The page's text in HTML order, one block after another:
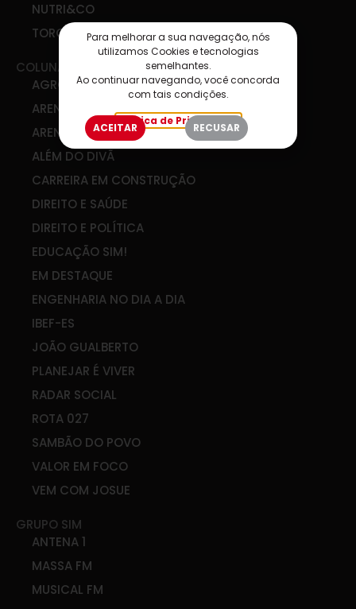
NUTRI&CO
TORCIDA SIM
COLUNAS
AGRO & COOP
ARENA DE IDEIAS
ARENA DIGITAL
ALÉM DO DIVÃ
CARREIRA EM CONSTRUÇÃO
DIREITO E SAÚDE
DIREITO E POLÍTICA
EDUCAÇÃO SIM!
EM DESTAQUE
ENGENHARIA NO DIA A DIA
IBEF-ES
JOÃO GUALBERTO
PLANEJAR É VIVER
RADAR SOCIAL
ROTA 027
SAMBÃO DO POVO
VALOR EM FOCO
VEM COM JOSUE
GRUPO SIM
ANTENA 1
MASSA FM
MUSICAL FM
Para melhorar a sua navegação, nós
utilizamos Cookies e tecnologias
semelhantes.
Ao continuar navegando, você concorda
com tais condições.
Política de Privacidade
ACEITAR RECUSAR